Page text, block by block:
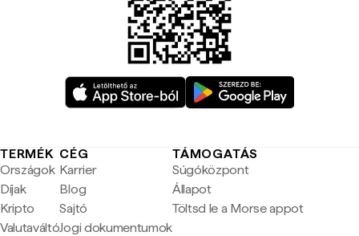
TERMÉK
Országok
Díjak
Kripto
Valutaváltó
CÉG
Karrier
Blog
Sajtó
Jogi dokumentumok
TÁMOGATÁS
Súgóközpont
Állapot
Töltsd le a Morse appot